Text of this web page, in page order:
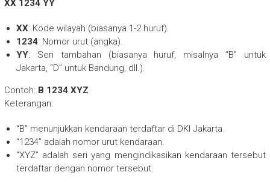
XX 1234 YY
XX: Kode wilayah (biasanya 1-2 huruf).
1234: Nomor urut (angka).
YY: Seri tambahan (biasanya huruf, misalnya “B” untuk
Jakarta, “D” untuk Bandung, dll.).
Contoh: B 1234 XYZ
Keterangan:
“B” menunjukkan kendaraan terdaftar di DKI Jakarta.
“1234” adalah nomor urut kendaraan.
“XYZ” adalah seri yang mengindikasikan kendaraan tersebut
terdaftar dengan nomor tersebut.